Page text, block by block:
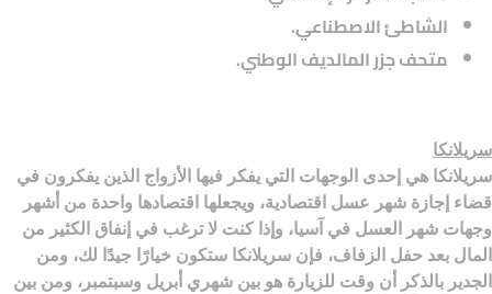
الشاطئ الاصطناعي.
متحف جزر المالديف الوطني.
سريلانكا
سريلانكا هي إحدى الوجهات التي يفكر فيها الأزواج الذين يفكرون في
قضاء إجازة شهر عسل اقتصادية، ويجعلها اقتصادها واحدة من أشهر
وجهات شهر العسل في آسيا، وإذا كنت لا ترغب في إنفاق الكثير من
المال بعد حفل الزفاف، فإن سريلانكا ستكون خيارًا جيدًا لك، ومن
الجدير بالذكر أن وقت للزيارة هو بين شهري أبريل وسبتمبر، ومن بين